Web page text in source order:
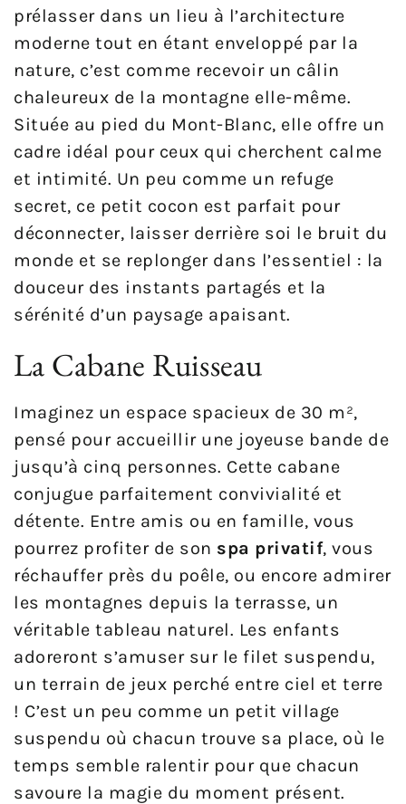
prélasser dans un lieu à l’architecture
moderne tout en étant enveloppé par la
nature, c’est comme recevoir un câlin
chaleureux de la montagne elle-même.
Située au pied du Mont-Blanc, elle offre un
cadre idéal pour ceux qui cherchent calme
et intimité. Un peu comme un refuge
secret, ce petit cocon est parfait pour
déconnecter, laisser derrière soi le bruit du
monde et se replonger dans l’essentiel : la
douceur des instants partagés et la
sérénité d’un paysage apaisant.
La Cabane Ruisseau
Imaginez un espace spacieux de 30 m²,
pensé pour accueillir une joyeuse bande de
jusqu’à cinq personnes. Cette cabane
conjugue parfaitement convivialité et
détente. Entre amis ou en famille, vous
pourrez profiter de son spa privatif, vous
réchauffer près du poêle, ou encore admirer
les montagnes depuis la terrasse, un
véritable tableau naturel. Les enfants
adoreront s’amuser sur le filet suspendu,
un terrain de jeux perché entre ciel et terre
! C’est un peu comme un petit village
suspendu où chacun trouve sa place, où le
temps semble ralentir pour que chacun
savoure la magie du moment présent.